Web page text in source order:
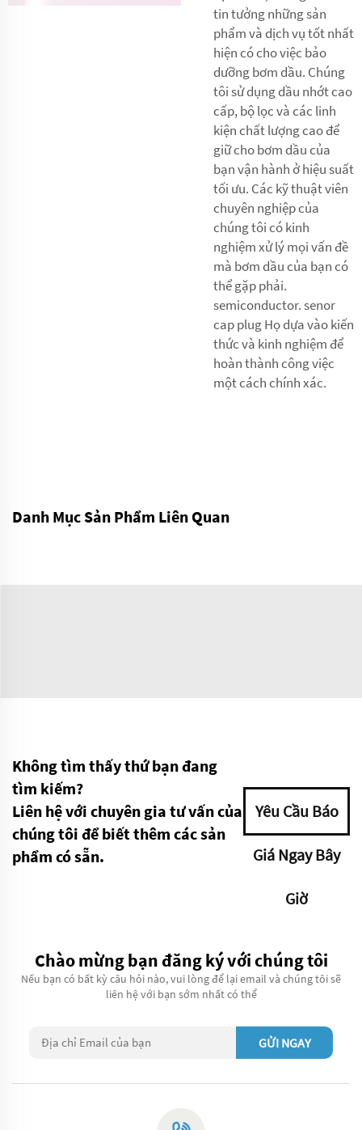
tin tưởng những sản
phẩm và dịch vụ tốt nhất
hiện có cho việc bảo
dưỡng bơm dầu. Chúng
tôi sử dụng dầu nhớt cao
cấp, bộ lọc và các linh
kiện chất lượng cao để
giữ cho bơm dầu của
bạn vận hành ở hiệu suất
tối ưu. Các kỹ thuật viên
chuyên nghiệp của
chúng tôi có kinh
nghiệm xử lý mọi vấn đề
mà bơm dầu của bạn có
thể gặp phải.
semiconductor. senor
cap plug Họ dựa vào kiến
thức và kinh nghiệm để
hoàn thành công việc
một cách chính xác.
Danh Mục Sản Phẩm Liên Quan
Không tìm thấy thứ bạn đang
tìm kiếm?
Liên hệ với chuyên gia tư vấn của
chúng tôi để biết thêm các sản
phẩm có sẵn.
Yêu Cầu Báo
Giá Ngay Bây
Giờ
Chào mừng bạn đăng ký với chúng tôi
Nếu bạn có bất kỳ câu hỏi nào, vui lòng để lại email và chúng tôi sẽ
liên hệ với bạn sớm nhất có thể
GỬI NGAY